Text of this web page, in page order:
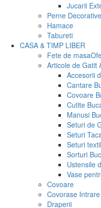
Jucarii
Perne Decorative
Hamace
Tabureti
CASA & TIMP LIBER
Fete de masa
Articole de Gatit
Accesorii
Cantare
Covoare
Cutite
Manusi
Seturi de
Seturi
Seturi
Sorturi
Ustensile
Vase
Covoare
Covorase Intrare
Draperii